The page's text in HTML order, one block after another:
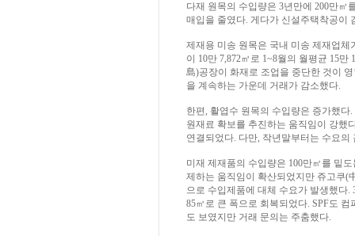
다재 원목의 수입량은 3년만에 200만
매입을 줄였다. 게다가 신설주택착공이
제재용 미송 원목은 국내 미송 제재업
이 10만 7,872㎥로 1~8월의 월평균 15
島)공장이 화재로 조업을 중단한 것이
을 계속하는 가운데 거래가 감소했다.
한편, 활엽수 원목의 수입량은 증가했
원재료 확보를 추진하는 움직임이 강했
연결되었다. 다만, 작년말부터는 수요
미재 제재품의 수입량은 100만㎥를 밑
제하는 움직임이 확산되었지만 쥬고쿠(
으로 수입제품에 대체 수요가 발생했다.
85㎥로 큰 폭으로 회복되었다. SPF도
도 보였지만 거래 문의는 주춤했다.